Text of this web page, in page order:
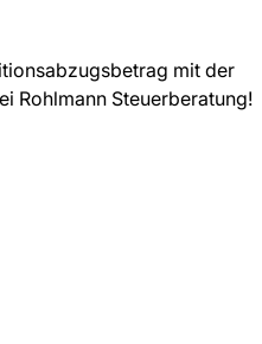
mit der
Rohlmann Steuerberatung!